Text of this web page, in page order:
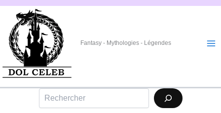
Aller
contenu
Fantasy - Mythologies - Légendes
Rechercher